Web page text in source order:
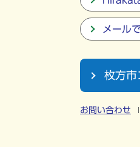
メール
枚方市
お問い合わせ